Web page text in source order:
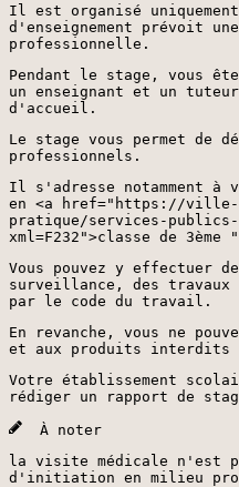
Il est organisé
d'enseignement prévoit
professionnelle.
Pendant le stage, vous
un enseignant et un
d'accueil.
Le stage vous permet de
professionnels.
Il s'adresse notamment à
en <a href="https://
pratique/services-
xml=F232">classe de
Vous pouvez y effectuer
surveillance, des travaux
par le code du travail.
En revanche, vous ne
et aux produits interdits
Votre établissement
rédiger un rapport de
À noter
la visite médicale n'est
d'initiation en milieu